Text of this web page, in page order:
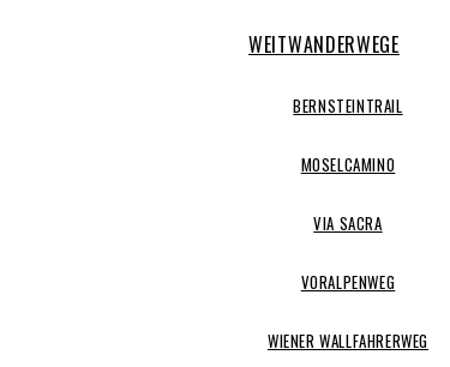
WEITWANDERWEGE
BERNSTEINTRAIL
MOSELCAMINO
VIA SACRA
VORALPENWEG
WIENER WALLFAHRERWEG